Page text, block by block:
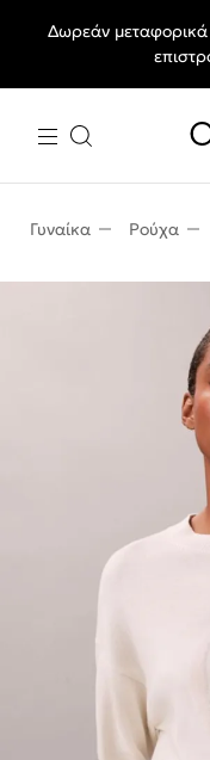
End of Season Deals:
Δωρεάν
Γυναίκα Ρούχα